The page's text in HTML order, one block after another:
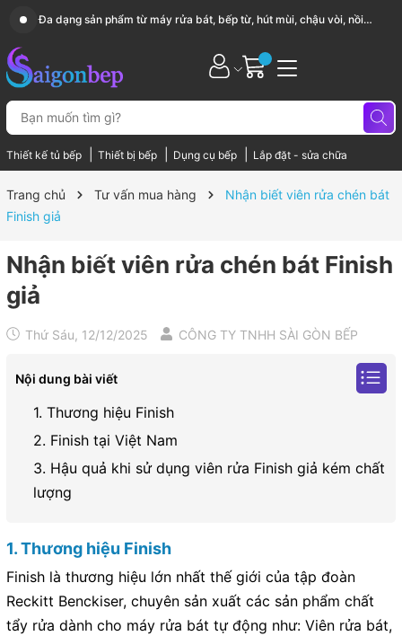
Sài Gòn Bếp chuyên thiết bị bếp, gia dụng bếp cao cấp
Thiết kế tủ bếp Thiết bị bếp Dụng cụ bếp Lắp đặt - sửa chữa
Trang chủ Tư vấn mua hàng
Nhận biết viên rửa chén bát
Finish giả
Nhận biết viên rửa chén bát Finish
giả
Thứ Sáu, 12/12/2025 CÔNG TY TNHH SÀI GÒN BẾP
Nội dung bài viết
1. Thương hiệu Finish
2. Finish tại Việt Nam
3. Hậu quả khi sử dụng viên rửa Finish giả kém chất
lượng
1. Thương hiệu Finish
Finish là thương hiệu lớn nhất thế giới của tập đoàn
Reckitt Benckiser, chuyên sản xuất các sản phẩm chất
tẩy rửa dành cho máy rửa bát tự động như: Viên rửa bát,